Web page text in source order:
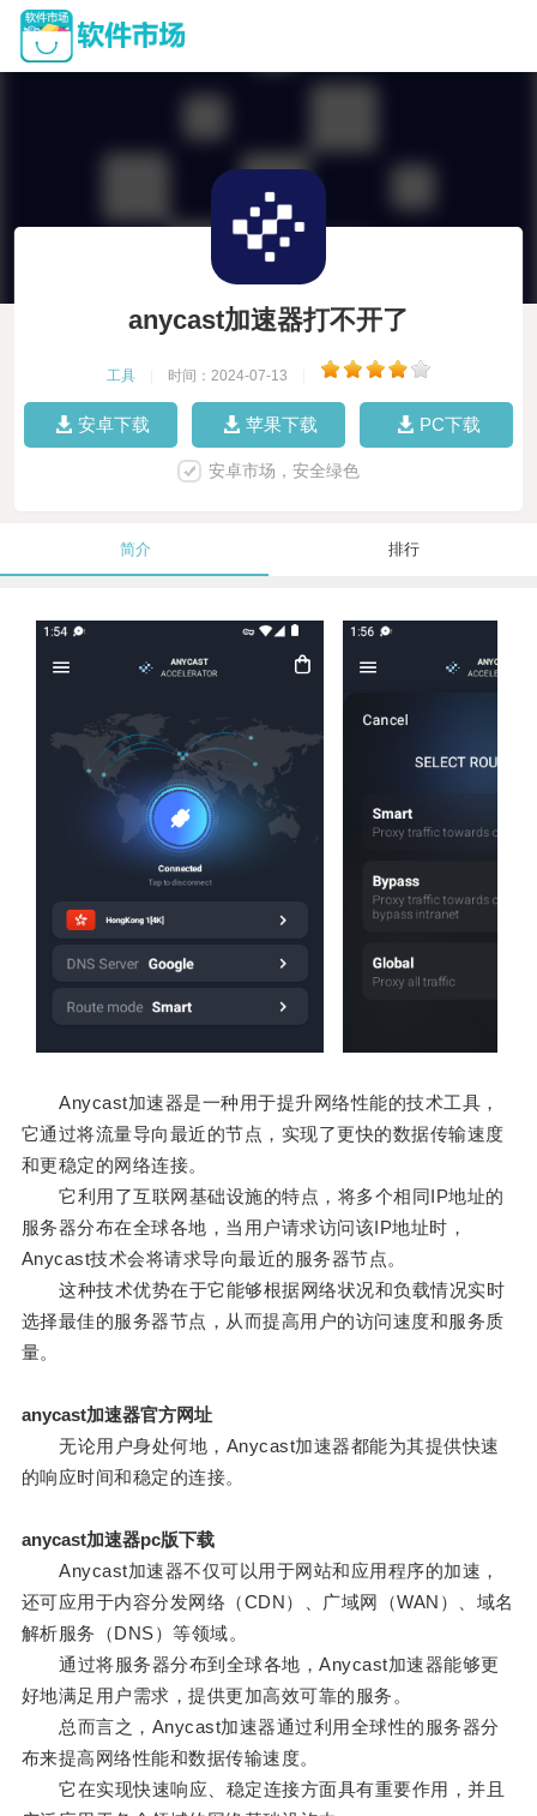
anycast加速器打不开了
工具 时间：2024-07-13
安卓下载 苹果下载 PC下载
安卓市场，安全绿色
简介 排行
Anycast加速器是一种用于提升网络性能的技术工具，
它通过将流量导向最近的节点，实现了更快的数据传输速度
和更稳定的网络连接。
它利用了互联网基础设施的特点，将多个相同IP地址的
服务器分布在全球各地，当用户请求访问该IP地址时，
Anycast技术会将请求导向最近的服务器节点。
这种技术优势在于它能够根据网络状况和负载情况实时
选择最佳的服务器节点，从而提高用户的访问速度和服务质
量。
anycast加速器官方网址
无论用户身处何地，Anycast加速器都能为其提供快速
的响应时间和稳定的连接。
anycast加速器pc版下载
Anycast加速器不仅可以用于网站和应用程序的加速，
还可应用于内容分发网络（CDN）、广域网（WAN）、域名
解析服务（DNS）等领域。
通过将服务器分布到全球各地，Anycast加速器能够更
好地满足用户需求，提供更加高效可靠的服务。
总而言之，Anycast加速器通过利用全球性的服务器分
布来提高网络性能和数据传输速度。
它在实现快速响应、稳定连接方面具有重要作用，并且